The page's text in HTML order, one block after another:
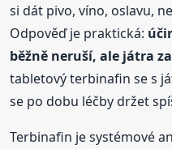
si dát pivo, víno, oslavu,
Odpověď je praktická:
běžně neruší, ale játra
tabletový terbinafin se s
se po dobu léčby držet
Terbinafin je systémové